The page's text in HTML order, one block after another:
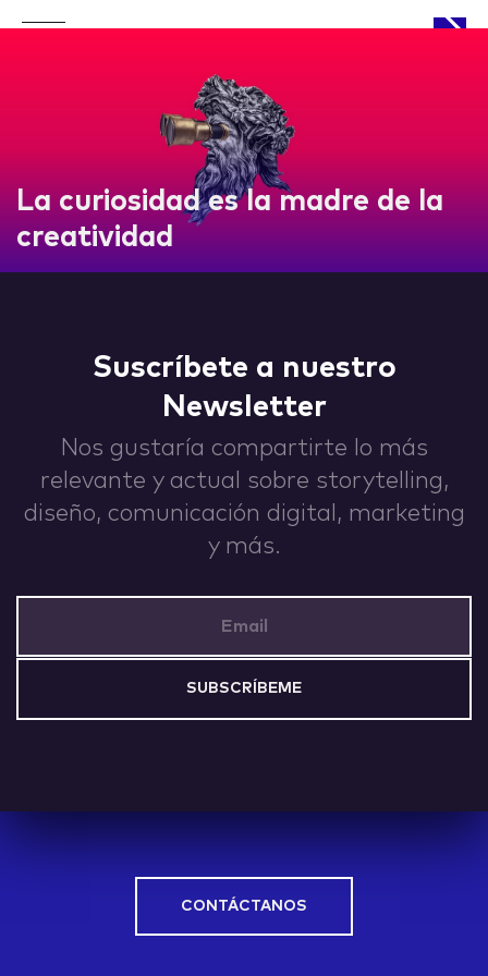
La curiosidad es la madre de la
creatividad
Suscríbete a nuestro
Newsletter
Nos gustaría compartirte lo más
relevante y actual sobre storytelling,
diseño, comunicación digital, marketing
y más.
CONTÁCTANOS
APPROACH
WORKS
CONTACT